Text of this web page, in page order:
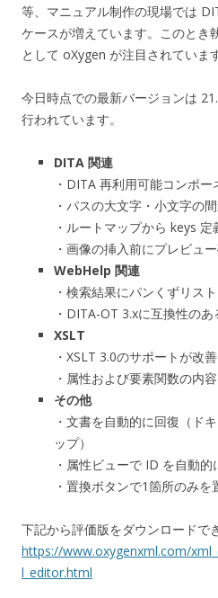
等、マニュアル制作の現場では
ケースが増えています。このとき
として oXygen が注目されています
今日時点での最新バージョンは
行われています。
DITA 関連
・DITA 再利用可能コンポ
・パスの大文字・小文字の
・ルートマップから keys
・画像の挿入前にプレビュ
WebHelp 関連
・検索結果にパンくずリス
・DITA-OT 3.xに互換性の
XSLT
・XSLT 3.0のサポートが改善
・属性および要素関数の内
その他
・文書を自動的に回復（ド
ップ）
・属性ビューで ID を自動的
・置換ボタンで1箇所のみを
下記から評価版をダウンロードで
https://www.oxygenxml.com/
l_editor.html